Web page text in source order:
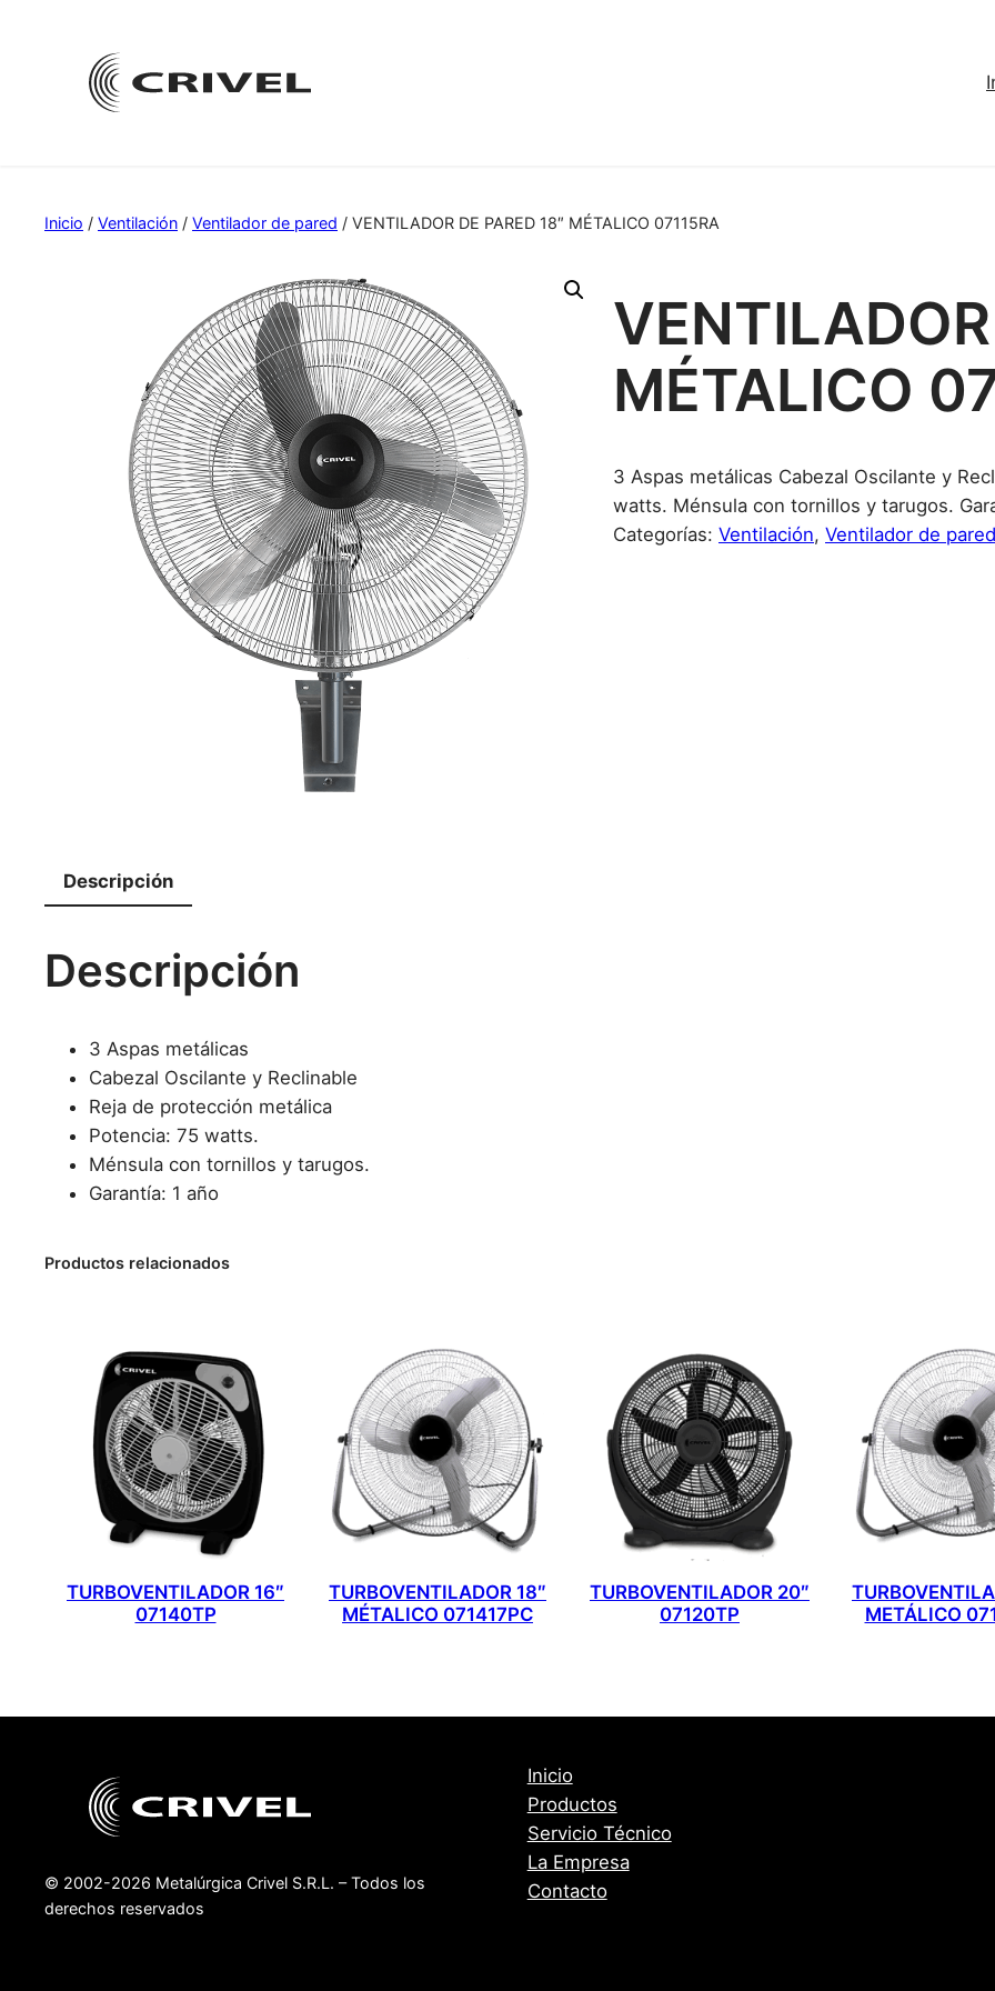
Inicio / Ventilación / Ventilador de pared / VENTILADOR DE PARED 18″ MÉTALICO 07115RA
MÉTALICO
3 Aspas metálicas Cabezal Oscilante y
watts. Ménsula con tornillos y tarugos.
Categorías: Ventilación, Ventilador de pared
Descripción
Descripción
3 Aspas metálicas
Cabezal Oscilante y Reclinable
Reja de protección metálica
Potencia: 75 watts.
Ménsula con tornillos y tarugos.
Garantía: 1 año
Productos relacionados
TURBOVENTILADOR 16″
07140TP
TURBOVENTILADOR 18″
MÉTALICO 071417PC
TURBOVENTILADOR 20″
07120TP
METÁLICO
© 2002-2026 Metalúrgica Crivel S.R.L. – Todos los
derechos reservados
Inicio
Productos
Servicio Técnico
La Empresa
Contacto